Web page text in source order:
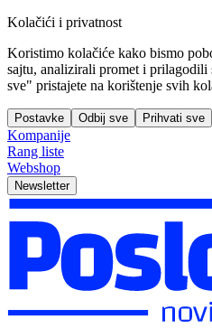
Kolačići i privatnost
Koristimo kolačiće kako bismo
sajtu, analizirali promet i
sve" pristajete na korištenje svih
Postavke Odbij sve Prihvati sve
Kompanije
Rang liste
Webshop
Newsletter